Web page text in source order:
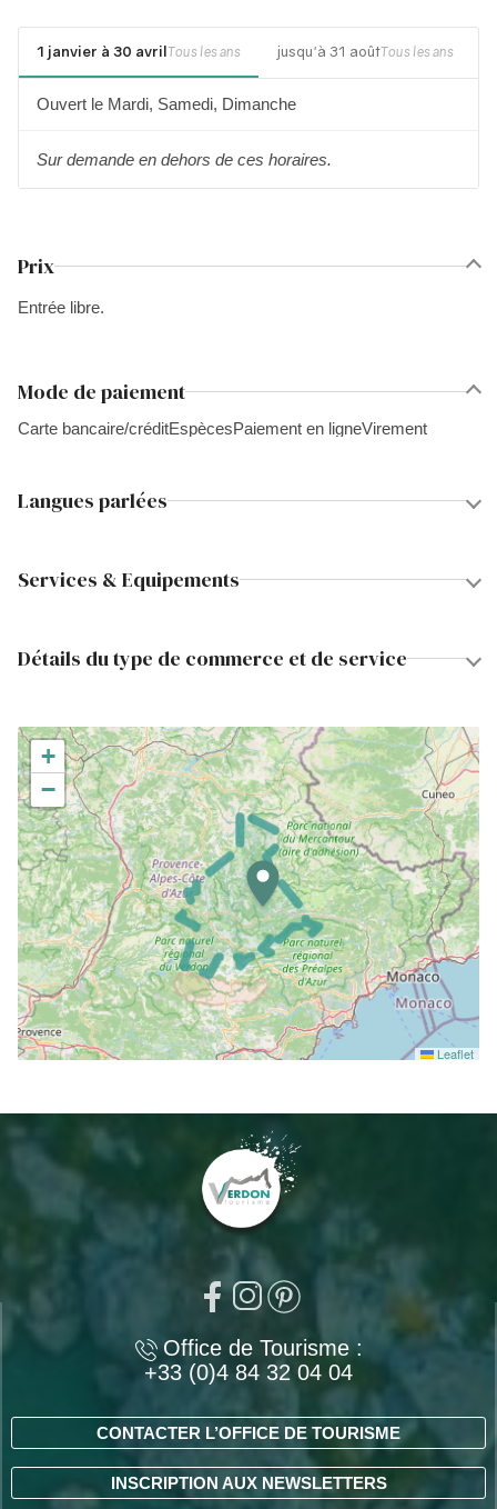
1 janvier à 30 avrilTous les ans jusqu'à 31 aoûtTous les ans
Ouvert le Mardi, Samedi, Dimanche
Sur demande en dehors de ces horaires.
Prix
Entrée libre.
Mode de paiement
Carte bancaire/créditEspècesPaiement en ligneVirement
Langues parlées
Services & Equipements
Détails du type de commerce et de service
+
−
Leaflet
Office de Tourisme :
+33 (0)4 84 32 04 04
CONTACTER L’OFFICE DE TOURISME
INSCRIPTION AUX NEWSLETTERS